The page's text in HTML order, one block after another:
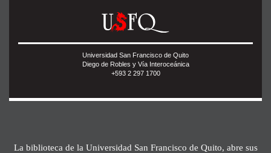
Universidad San Francisco de Quito
Diego de Robles y Vía Interoceánica
+593 2 297 1700
La biblioteca de la Universidad San Francisco de Quito, abre sus